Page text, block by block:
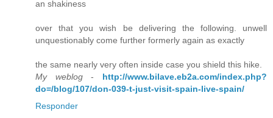
an shakiness
over that you wish be delivering the following. unwell
unquestionably come further formerly again as exactly
the same nearly very often inside case you shield this hike.
My weblog- http://www.bilave.eb2a.com/index.php?
do=/blog/107/don-039-t-just-visit-spain-live-spain/
Responder